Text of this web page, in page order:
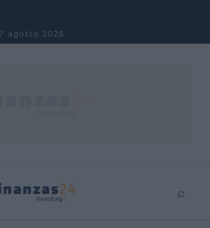
7 agosto 2026
⌕